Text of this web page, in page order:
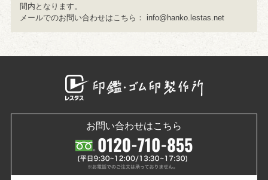
間内となります。
メールでのお問い合わせはこちら： info@hanko.lestas.net
お問い合わせはこちら